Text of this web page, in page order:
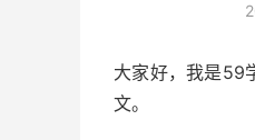
大家好，我是59
文。